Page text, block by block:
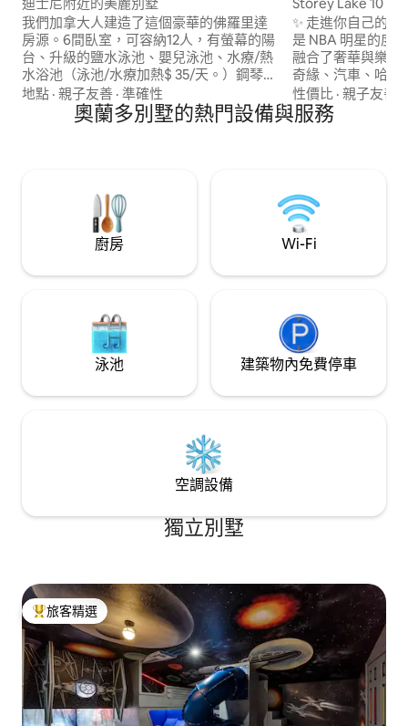
我們加拿大人建造了這個豪華的佛羅里達
房源。6間臥室，可容納12人，有螢幕的陽
台、升級的鹽水泳池、嬰兒泳池、水療/熱
水浴池（泳池/水療加熱$ 35/天。）鋼琴。
智慧4K電視的所有房間都有Netflix、迪士
尼、Prime等。全套廚房座位6 +2 ，餐廳
座位10 ，車庫內有第二冰箱，硬木和瓷磚
兒床/遊戲圍欄/高椅子。電腦桌、椅子。
地點 · 親子友善 · 準確性
和泳池水上樂園
✨ 走進你自己的
是 NBA 明星的度
融合了奢華與樂趣： • 🛏主題臥室（
奇緣、汽車、哈利
銀河劇院，配有
街機、Xbox和任天堂 • 💦溫水泳池
中心，配有休息室
僅19英里
性價比 ·親子友善
奧蘭多別墅的熱門設備與服務
廚房 Wi-Fi
泳池 建築物內免費停車
空調設備
獨立別墅
旅客精選榜首
旅客精選